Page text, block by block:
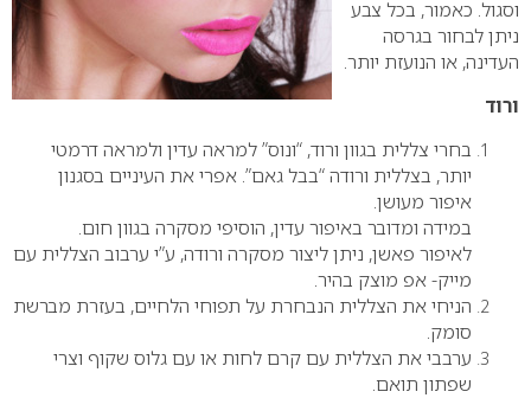
וסגול. כאמור, בכל צבע
ניתן לבחור בגרסה
העדינה, או הנועזת יותר.
ורוד
בחרי צללית בגוון ורוד, “ונוס” למראה עדין ולמראה דרמטי
יותר, בצללית ורודה “בבל גאם”. אפרי את העיניים בסגנון
איפור מעושן.
במידה ומדובר באיפור עדין, הוסיפי מסקרה בגוון חום.
לאיפור פאשן, ניתן ליצור מסקרה ורודה, ע”י ערבוב הצללית עם
מייק- אפ מוצק בהיר.
הניחי את הצללית הנבחרת על תפוחי הלחיים, בעזרת מברשת
סומק.
ערבבי את הצללית עם קרם לחות או עם גלוס שקוף וצרי
שפתון תואם.